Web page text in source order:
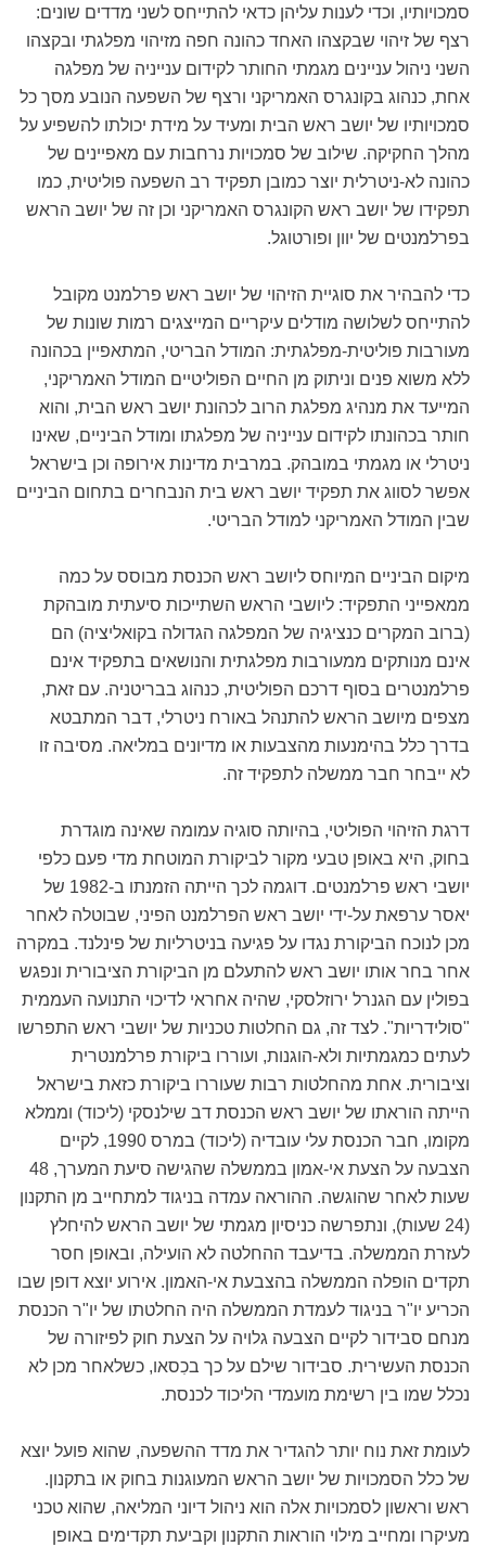
סמכויותיו, וכדי לענות עליהן כדאי להתייחס לשני מדדים שונים:
רצף של זיהוי שבקצהו האחד כהונה חפה מזיהוי מפלגתי ובקצהו
השני ניהול עניינים מגמתי החותר לקידום ענייניה של מפלגה
אחת, כנהוג בקונגרס האמריקני ורצף של השפעה הנובע מסך כל
סמכויותיו של יושב ראש הבית ומעיד על מידת יכולתו להשפיע על
מהלך החקיקה. שילוב של סמכויות נרחבות עם מאפיינים של
כהונה לא-ניטרלית יוצר כמובן תפקיד רב השפעה פוליטית, כמו
תפקידו של יושב ראש הקונגרס האמריקני וכן זה של יושב הראש
בפרלמנטים של יוון ופורטוגל.
כדי להבהיר את סוגיית הזיהוי של יושב ראש פרלמנט מקובל
להתייחס לשלושה מודלים עיקריים המייצגים רמות שונות של
מעורבות פוליטית-מפלגתית: המודל הבריטי, המתאפיין בכהונה
ללא משוא פנים וניתוק מן החיים הפוליטיים המודל האמריקני,
המייעד את מנהיג מפלגת הרוב לכהונת יושב ראש הבית, והוא
חותר בכהונתו לקידום ענייניה של מפלגתו ומודל הביניים, שאינו
ניטרלי או מגמתי במובהק. במרבית מדינות אירופה וכן בישראל
אפשר לסווג את תפקיד יושב ראש בית הנבחרים בתחום הביניים
שבין המודל האמריקני למודל הבריטי.
מיקום הביניים המיוחס ליושב ראש הכנסת מבוסס על כמה
ממאפייני התפקיד: ליושבי הראש השתייכות סיעתית מובהקת
(ברוב המקרים כנציגיה של המפלגה הגדולה בקואליציה) הם
אינם מנותקים ממעורבות מפלגתית והנושאים בתפקיד אינם
פרלמנטרים בסוף דרכם הפוליטית, כנהוג בבריטניה. עם זאת,
מצפים מיושב הראש להתנהל באורח ניטרלי, דבר המתבטא
בדרך כלל בהימנעות מהצבעות או מדיונים במליאה. מסיבה זו
לא ייבחר חבר ממשלה לתפקיד זה.
דרגת הזיהוי הפוליטי, בהיותה סוגיה עמומה שאינה מוגדרת
בחוק, היא באופן טבעי מקור לביקורת המוטחת מדי פעם כלפי
יושבי ראש פרלמנטים. דוגמה לכך הייתה הזמנתו ב-1982 של
יאסר ערפאת על-ידי יושב ראש הפרלמנט הפיני, שבוטלה לאחר
מכן לנוכח הביקורת נגדו על פגיעה בניטרליות של פינלנד. במקרה
אחר בחר אותו יושב ראש להתעלם מן הביקורת הציבורית ונפגש
בפולין עם הגנרל ירוזלסקי, שהיה אחראי לדיכוי התנועה העממית
"סולידריות". לצד זה, גם החלטות טכניות של יושבי ראש התפרשו
לעתים כמגמתיות ולא-הוגנות, ועוררו ביקורת פרלמנטרית
וציבורית. אחת מהחלטות רבות שעוררו ביקורת כזאת בישראל
הייתה הוראתו של יושב ראש הכנסת דב שילנסקי (ליכוד) וממלא
מקומו, חבר הכנסת עלי עובדיה (ליכוד) במרס 1990, לקיים
הצבעה על הצעת אי-אמון בממשלה שהגישה סיעת המערך, 48
שעות לאחר שהוגשה. ההוראה עמדה בניגוד למתחייב מן התקנון
(24 שעות), ונתפרשה כניסיון מגמתי של יושב הראש להיחלץ
לעזרת הממשלה. בדיעבד ההחלטה לא הועילה, ובאופן חסר
תקדים הופלה הממשלה בהצבעת אי-האמון. אירוע יוצא דופן שבו
הכריע יו"ר בניגוד לעמדת הממשלה היה החלטתו של יו"ר הכנסת
מנחם סבידור לקיים הצבעה גלויה על הצעת חוק לפיזורה של
הכנסת העשירית. סבידור שילם על כך בכִסאו, כשלאחר מכן לא
נכלל שמו בין רשימת מועמדי הליכוד לכנסת.
לעומת זאת נוח יותר להגדיר את מדד ההשפעה, שהוא פועל יוצא
של כלל הסמכויות של יושב הראש המעוגנות בחוק או בתקנון.
ראש וראשון לסמכויות אלה הוא ניהול דיוני המליאה, שהוא טכני
מעיקרו ומחייב מילוי הוראות התקנון וקביעת תקדימים באופן